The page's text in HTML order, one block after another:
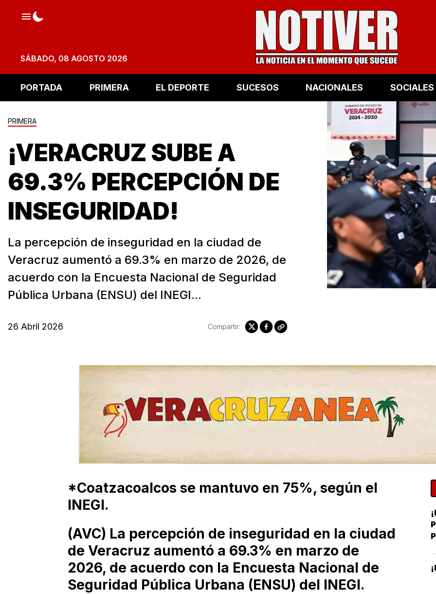
SÁBADO, 08 AGOSTO 2026
PORTADA PRIMERA EL DEPORTE SUCESOS NACIONALES SOCIALES
PRIMERA
¡VERACRUZ SUBE A
69.3% PERCEPCIÓN DE
INSEGURIDAD!
La percepción de inseguridad en la ciudad de
Veracruz aumentó a 69.3% en marzo de 2026, de
acuerdo con la Encuesta Nacional de Seguridad
Pública Urbana (ENSU) del INEGI...
26 Abril 2026 Compartir:
*Coatzacoalcos se mantuvo en 75%, según el
INEGI.
(AVC) La percepción de inseguridad en la ciudad
de Veracruz aumentó a 69.3% en marzo de
2026, de acuerdo con la Encuesta Nacional de
Seguridad Pública Urbana (ENSU) del INEGI.